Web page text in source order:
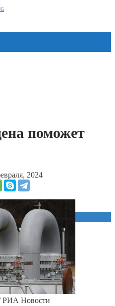
поможет
2024
РИА Новости